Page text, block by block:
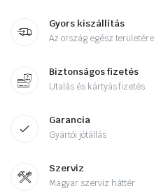
Gyors kiszállítás
Az ország egész területére
Biztonságos fizetés
Utalás és kártyás fizetés.
Garancia
Gyártói jótállás
Szerviz
Magyar szerviz háttér